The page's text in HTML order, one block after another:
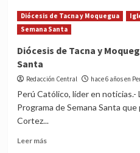
Diócesis de Tacna y Moquegua
Semana Santa
Diócesis de Tacna y
Santa
Redacción Central hace 6 años en
Perú Católico, líder en
Programa de Semana Santa
Cortez...
Leer másRead